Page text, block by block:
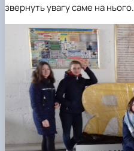
звернуть увагу саме на нього.